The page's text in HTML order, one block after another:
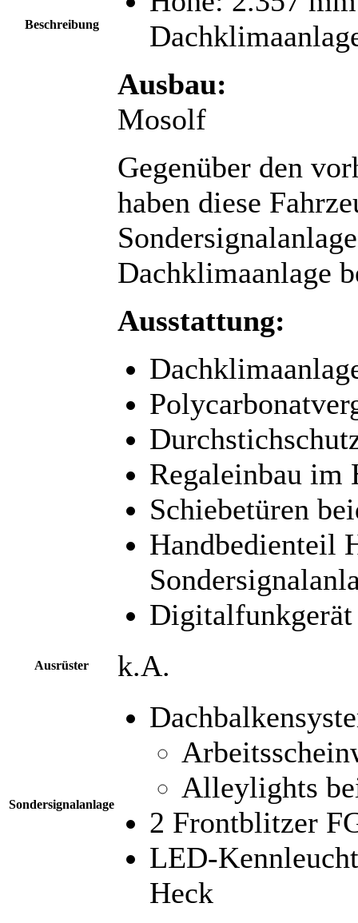
Beschreibung
Ausbau:
Mosolf
Gegenüber den
haben diese
Dachklimaanlage
Ausstattung:
Regaleinbau im
Schiebetüren
Handbedienteil
Ausrüster k.A.
Sondersignalanlage
Alleylights
2 Frontblitzer
LED-
Heck